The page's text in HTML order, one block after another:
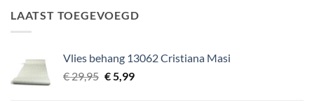
€ 34,95.€ 5,99.
LAATST TOEGEVOEGD
Vlies behang 13062 Cristiana Masi
€29,95 Oorspronkelijke
€5,99Huidige